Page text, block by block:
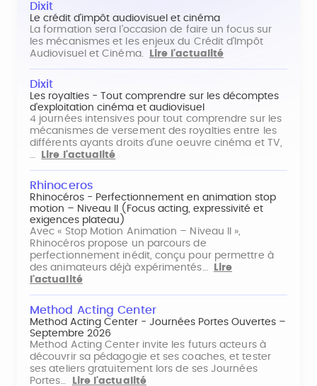
Dixit
Le crédit d'impôt audiovisuel et cinéma
La formation sera l'occasion de faire un focus sur
les mécanismes et les enjeux du Crédit d'Impôt
Audiovisuel et Cinéma.
Lire l'actualité
Dixit
Les royalties - Tout comprendre sur les décomptes
d'exploitation cinéma et audiovisuel
4 journées intensives pour tout comprendre sur les
mécanismes de versement des royalties entre les
différents ayants droits d'une oeuvre cinéma et TV,
…
Lire l'actualité
Rhinoceros
Rhinocéros - Perfectionnement en animation stop
motion – Niveau II (Focus acting, expressivité et
exigences plateau)
Avec « Stop Motion Animation – Niveau II »,
Rhinocéros propose un parcours de
perfectionnement inédit, conçu pour permettre à
des animateurs déjà expérimentés…
Lire
l'actualité
Method Acting Center
Method Acting Center - Journées Portes Ouvertes –
Septembre 2026
Method Acting Center invite les futurs acteurs à
découvrir sa pédagogie et ses coaches, et tester
ses ateliers gratuitement lors de ses Journées
Portes…
Lire l'actualité